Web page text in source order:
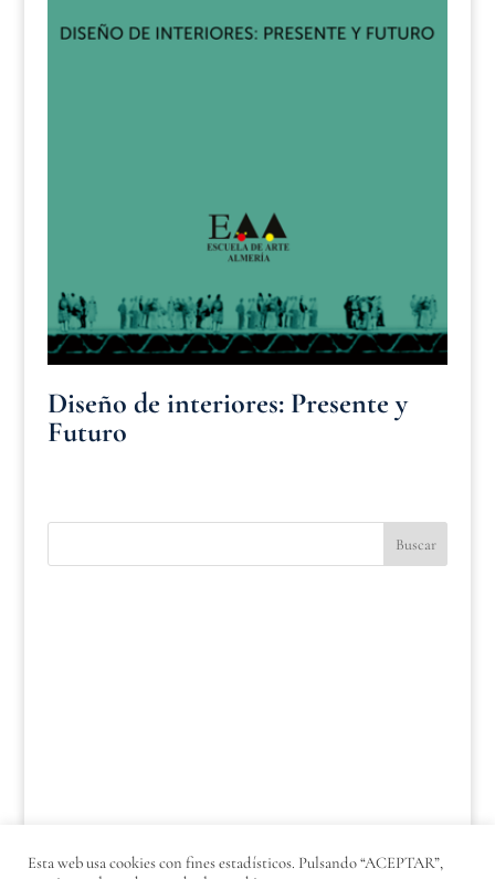
Diseño de interiores: Presente y
Futuro
Esta web usa cookies con fines estadísticos. Pulsando “ACEPTAR”,